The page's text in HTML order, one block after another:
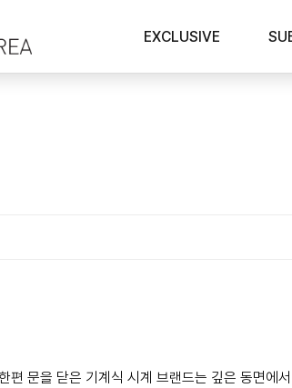
EXCLUSIVE
편 문을 닫은 기계식 시계 브랜드는 깊은 동면에